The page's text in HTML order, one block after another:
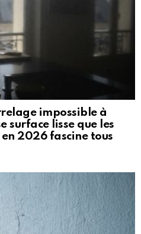
impossible à
surface lisse que les
en 2026 fascine tous